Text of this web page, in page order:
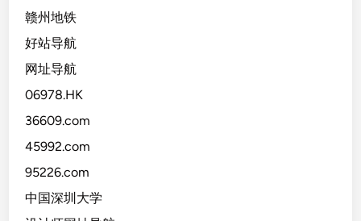
赣州地铁
好站导航
网址导航
06978.HK
36609.com
45992.com
95226.com
中国深圳大学